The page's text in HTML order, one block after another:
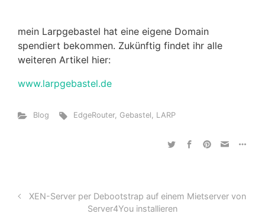
mein Larpgebastel hat eine eigene Domain
spendiert bekommen. Zukünftig findet ihr alle
weiteren Artikel hier:
www.larpgebastel.de
Blog EdgeRouter, Gebastel, LARP
XEN-Server per Debootstrap auf einem Mietserver von
Server4You installieren